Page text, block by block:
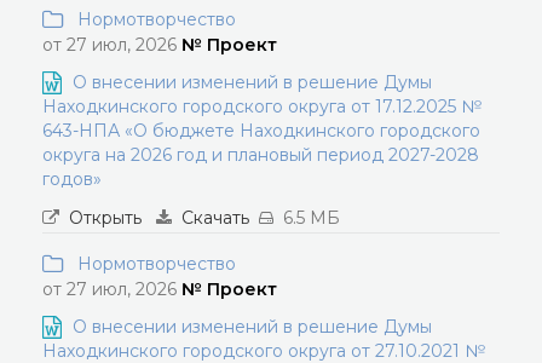
Нормотворчество
от 27 июл, 2026 № Проект
О внесении изменений в решение Думы
Находкинского городского округа от 17.12.2025 №
643-НПА «О бюджете Находкинского городского
округа на 2026 год и плановый период 2027-2028
годов»
Открыть
Скачать 6.5 МБ
Нормотворчество
от 27 июл, 2026 № Проект
О внесении изменений в решение Думы
Находкинского городского округа от 27.10.2021 №